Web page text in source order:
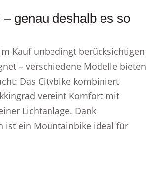
genau deshalb es so
Kauf unbedingt berücksichtigen
– verschiedene Modelle bieten
Das Citybike kombiniert
vereint Komfort mit
Lichtanlage. Dank
ist ein Mountainbike ideal für